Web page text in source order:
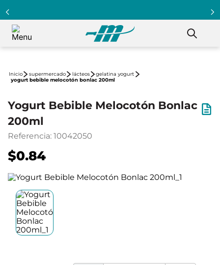
supermercado lácteos
gelatina yogurt
yogurt bebible melocotón bonlac 200ml
Yogurt Bebible Melocotón Bonlac
200ml
Referencia: 10042050
$0.84